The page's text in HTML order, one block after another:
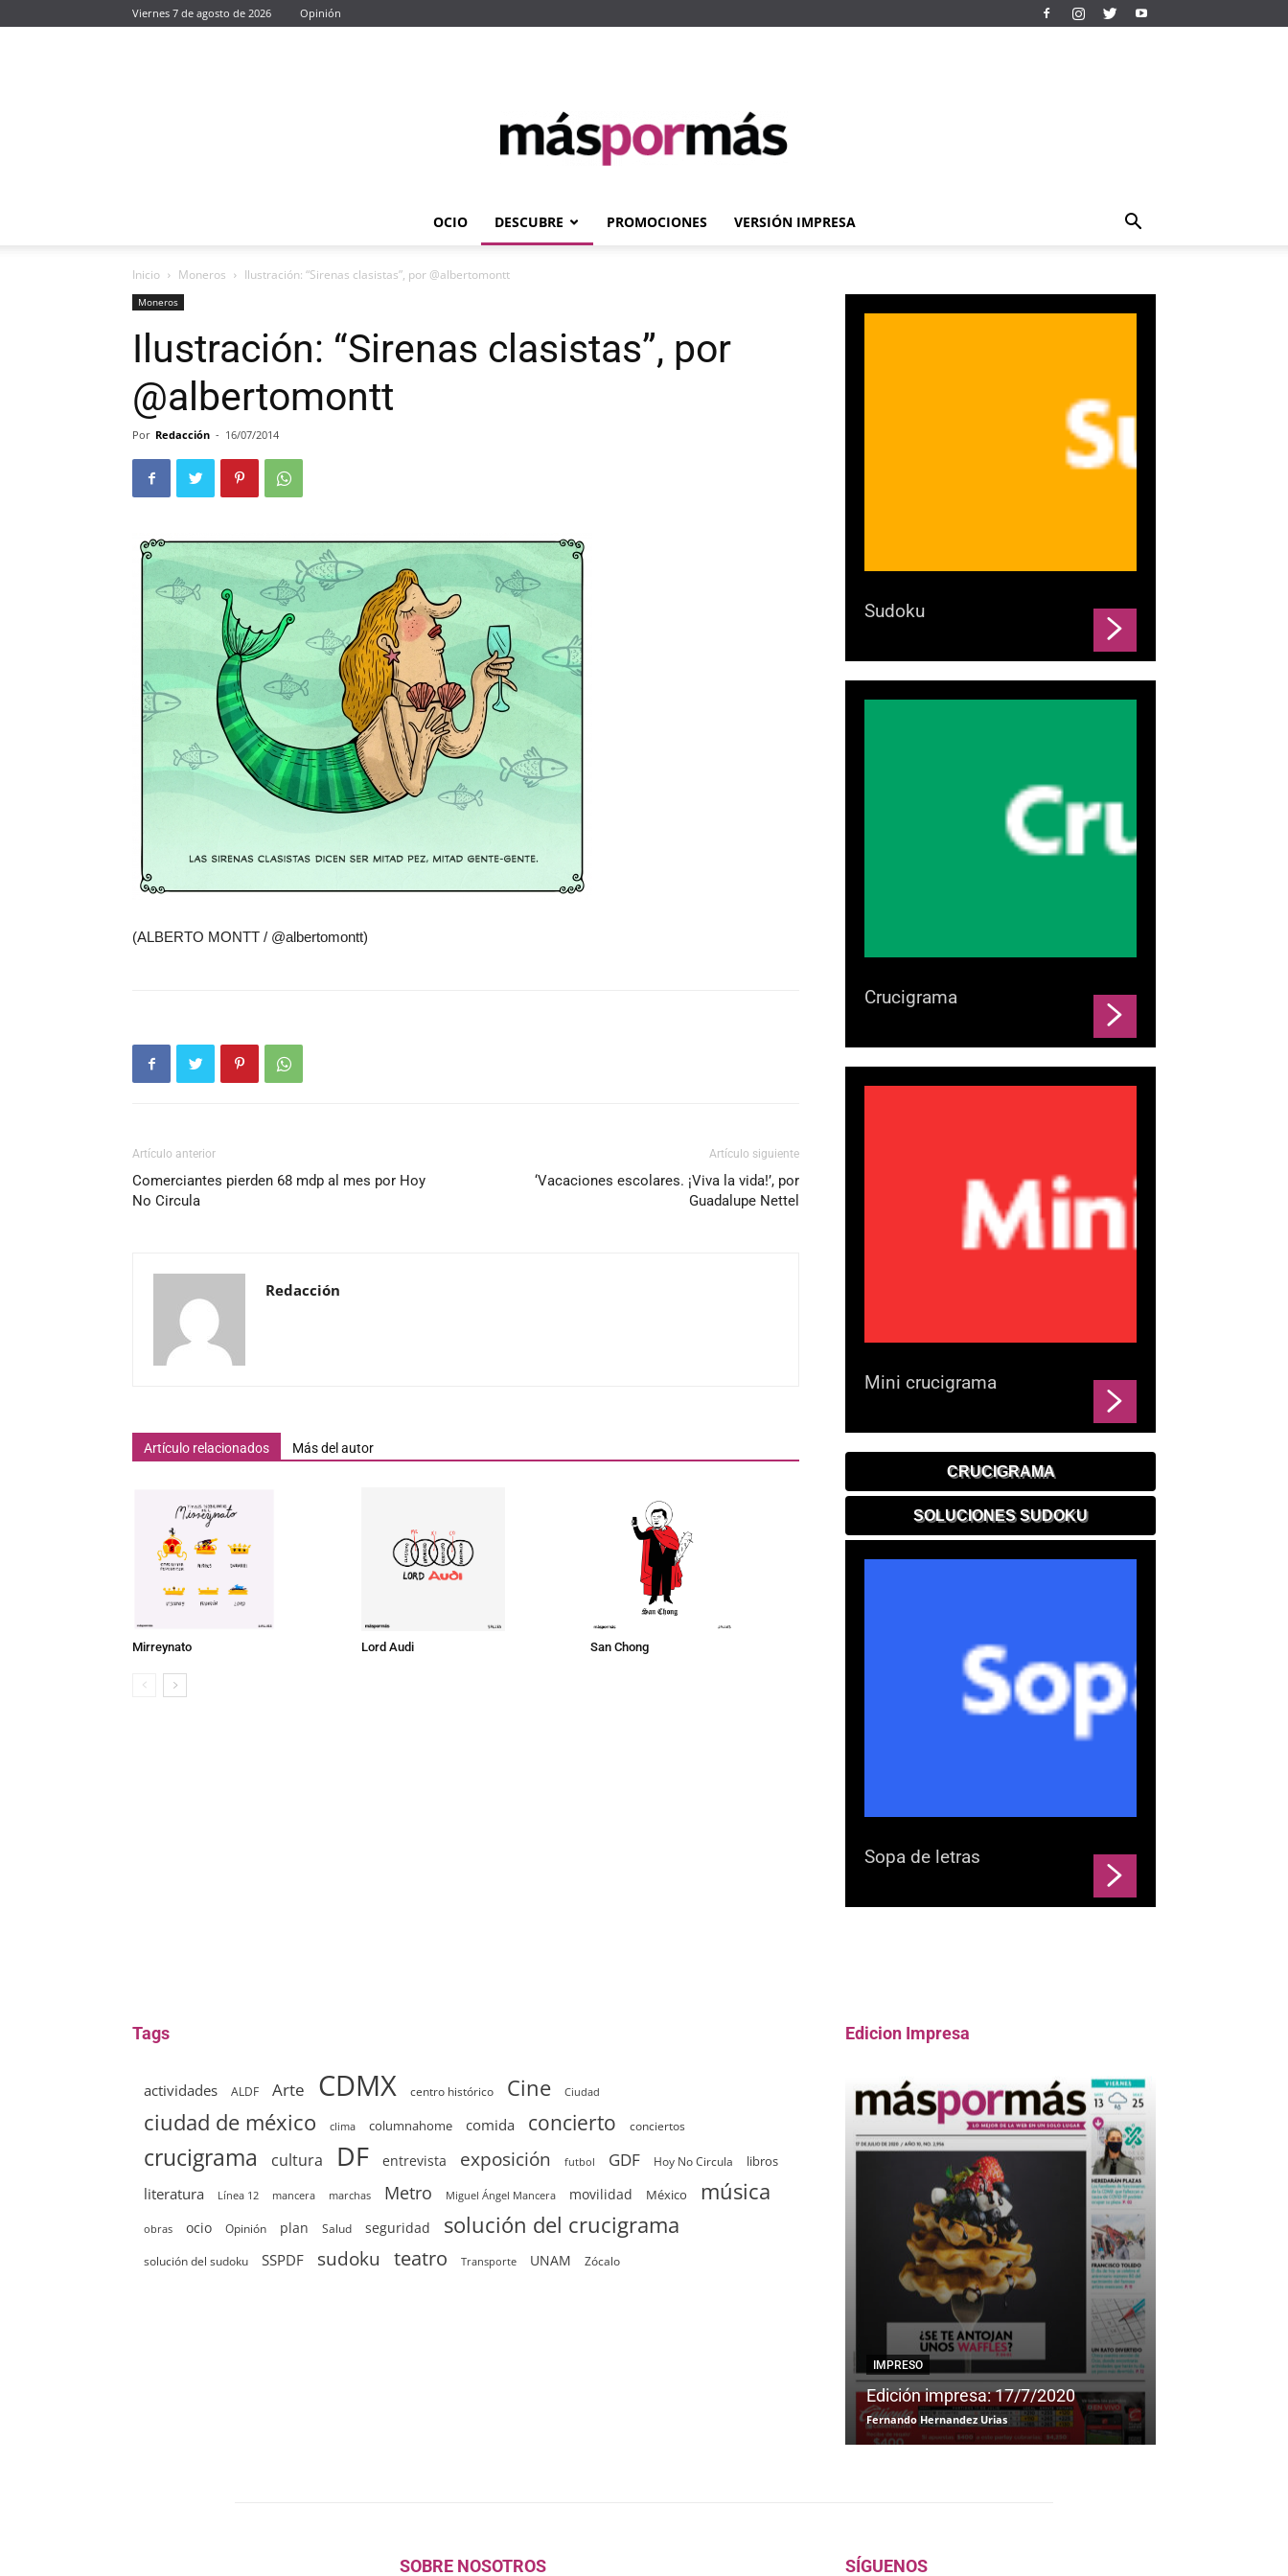
Viernes 7 de agosto de 2026 Opinión
Máspormás
OCIO DESCUBRE PROMOCIONES VERSIÓN IMPRESA
Inicio Moneros Ilustración: “Sirenas clasistas”, por @albertomontt
Moneros
Ilustración: “Sirenas clasistas”, por
@albertomontt
Por Redacción - 16/07/2014
(ALBERTO MONTT / @albertomontt)
Artículo anterior
Comerciantes pierden 68 mdp al mes por Hoy
No Circula
Artículo siguiente
‘Vacaciones escolares. ¡Viva la vida!’, por
Guadalupe Nettel
Redacción
Artículo relacionados Más del autor
Mirreynato Lord Audi San Chong
Sudoku
Crucigrama
Mini crucigrama
CRUCIGRAMA
SOLUCIONES SUDOKU
Sopa de letras
Tags
actividades ALDF Arte CDMX centro histórico Cine Ciudad
ciudad de méxico clima columnahome comida concierto conciertos
crucigrama cultura DF entrevista exposición futbol GDF Hoy No Circula libros
literatura Línea 12 mancera marchas Metro Miguel Ángel Mancera movilidad México música
obras ocio Opinión plan Salud seguridad solución del crucigrama
solución del sudoku SSPDF sudoku teatro Transporte UNAM Zócalo
Edicion Impresa
IMPRESO
Edición impresa: 17/7/2020
Fernando Hernandez Urias
SOBRE NOSOTROS SÍGUENOS